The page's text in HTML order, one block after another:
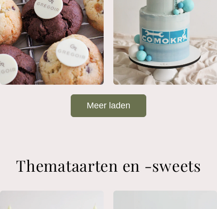
Meer laden
Themataarten en -sweets